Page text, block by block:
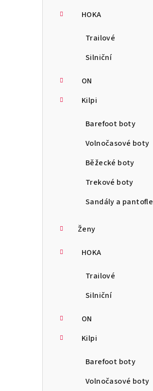
HOKA
Trailové
Silniční
ON
Kilpi
Barefoot boty
Volnočasové boty
Běžecké boty
Trekové boty
Sandály a pantofle
Ženy
HOKA
Trailové
Silniční
ON
Kilpi
Barefoot boty
Volnočasové boty